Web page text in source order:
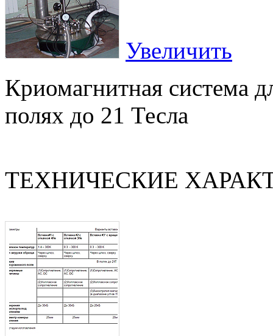
Увеличить
Криомагнитная система
полях до 21 Тесла
ТЕХНИЧЕСКИЕ